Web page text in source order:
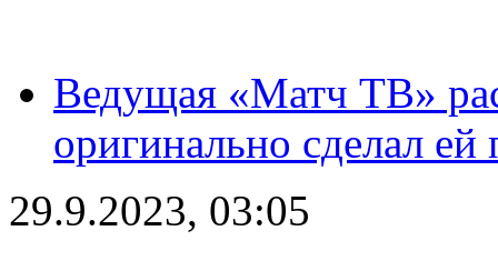
Ведущая «Матч ТВ»
оригинально сделал ей
29.9.2023, 03:05